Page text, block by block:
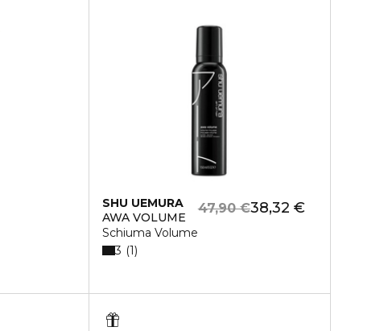
SHU UEMURA
AWA VOLUME
Schiuma Volume
38,32 €
47,90 €
3 1